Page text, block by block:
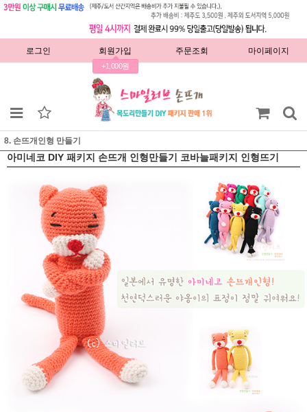
로그인 회원가입
+1,000원
주문조회 마이페이지
8. 손뜨개인형 만들기
아미네코 DIY 패키지 손뜨개 인형만들기 코바늘패키지 인형뜨기